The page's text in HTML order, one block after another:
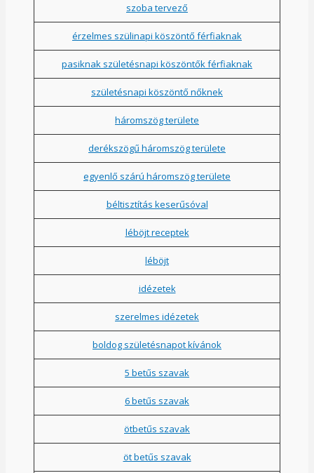
szoba tervező
érzelmes szülinapi köszöntő férfiaknak
pasiknak születésnapi köszöntők férfiaknak
születésnapi köszöntő nőknek
háromszög területe
derékszögű háromszög területe
egyenlő szárú háromszög területe
béltisztítás keserűsóval
léböjt receptek
léböjt
idézetek
szerelmes idézetek
boldog születésnapot kívánok
5 betűs szavak
6 betűs szavak
ötbetűs szavak
öt betűs szavak